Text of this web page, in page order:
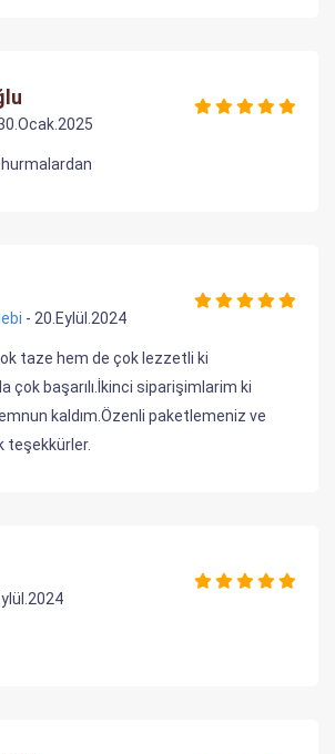
- 20.Eylül.2024
taze hem de çok lezzetli ki
çok başarılı.İkinci siparişimlarim ki
kaldım.Özenli paketlemeniz ve
teşekkürler.